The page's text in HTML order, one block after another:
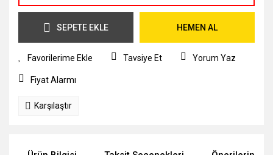
SEPETE EKLE HEMEN AL
Tavsiye Et Yorum Yaz
Fiyat Alarmı
Karşılaştır